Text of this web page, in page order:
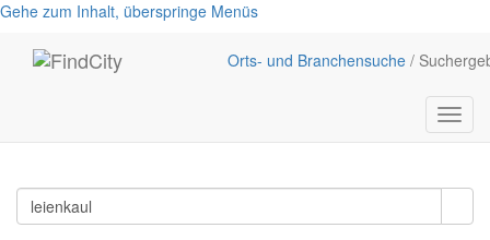
Gehe zum Inhalt, überspringe Menüs
Orts- und Branchensuche /
Menü